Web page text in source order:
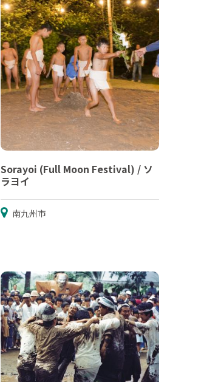
Sorayoi (Full Moon Festival) / ソ
ラヨイ
南九州市